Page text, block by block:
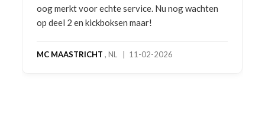
oog merkt voor echte service. Nu nog wachten
op deel 2 en kickboksen maar!
MC MAASTRICHT , NL | 11-02-2026